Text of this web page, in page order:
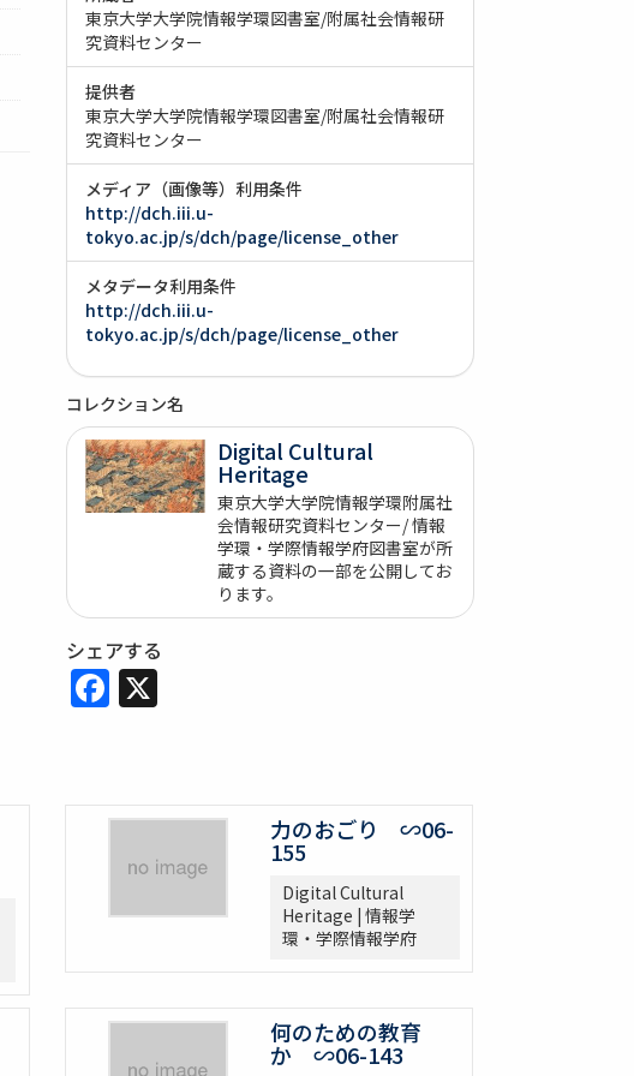
東京大学大学院情報学環図書室/附属社会情報研
究資料センター
提供者
東京大学大学院情報学環図書室/附属社会情報研
究資料センター
メディア（画像等）利用条件
http://dch.iii.u-
tokyo.ac.jp/s/dch/page/license_other
メタデータ利用条件
http://dch.iii.u-
tokyo.ac.jp/s/dch/page/license_other
コレクション名
Digital Cultural
Heritage
東京大学大学院情報学環附属社
会情報研究資料センター/ 情報
学環・学際情報学府図書室が所
蔵する資料の一部を公開してお
ります。
シェアする
Facebook
X
力のおごり ∽06-
155
Digital Cultural
Heritage | 情報学
環・学際情報学府
何のための教育
か ∽06-143